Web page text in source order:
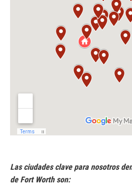
Las ciudades clave para nosotros
de Fort Worth son: